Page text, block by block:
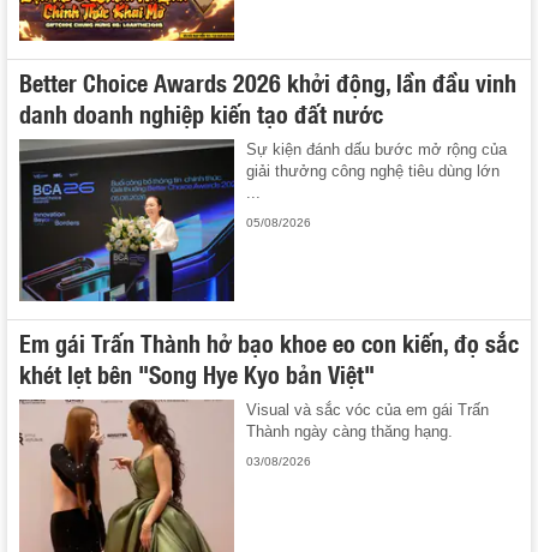
Better Choice Awards 2026 khởi động, lần đầu vinh
danh doanh nghiệp kiến tạo đất nước
Sự kiện đánh dấu bước mở rộng của
giải thưởng công nghệ tiêu dùng lớn
...
05/08/2026
Em gái Trấn Thành hở bạo khoe eo con kiến, đọ sắc
khét lẹt bên "Song Hye Kyo bản Việt"
Visual và sắc vóc của em gái Trấn
Thành ngày càng thăng hạng.
03/08/2026